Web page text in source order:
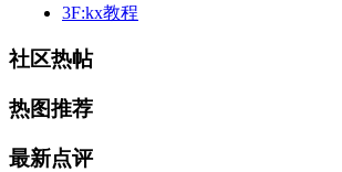
3F:kx教程
社区热帖
热图推荐
最新点评